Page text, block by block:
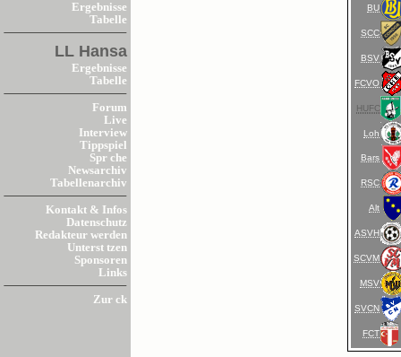
Ergebnisse
Tabelle
LL Hansa
Ergebnisse
Tabelle
Forum
Live
Interview
Tippspiel
Spr che
Newsarchiv
Tabellenarchiv
Kontakt & Infos
Datenschutz
Redakteur werden
Unterst tzen
Sponsoren
Links
Zur ck
BU
SCC
BSV
FCVO
HUFC
Loh
Bars
RSC
Alt
ASVH
SCVM
MSV
SVCN
FCT